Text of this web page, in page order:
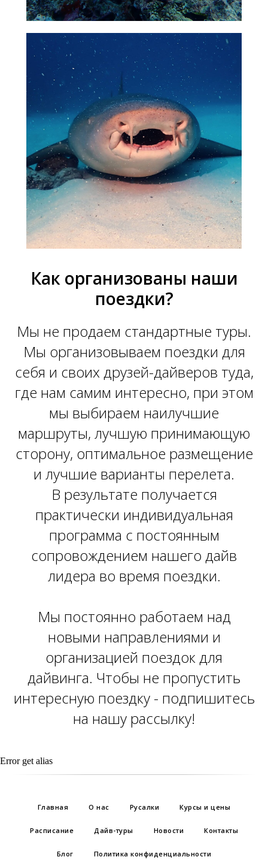
Как организованы наши
поездки?
Мы не продаем стандартные туры.
Мы организовываем поездки для
себя и своих друзей-дайверов туда,
где нам самим интересно, при этом
мы выбираем наилучшие
маршруты, лучшую принимающую
сторону, оптимальное размещение
и лучшие варианты перелета.
В результате получается
практически индивидуальная
программа с постоянным
сопровождением нашего дайв
лидера во время поездки.
Мы постоянно работаем над
новыми направлениями и
организацией поездок для
дайвинга. Чтобы не пропустить
интересную поездку - подпишитесь
на нашу рассылку!
Error get alias
Главная О нас Русалки Курсы и цены
Расписание Дайв-туры Новости Контакты
Блог Политика конфиденциальности